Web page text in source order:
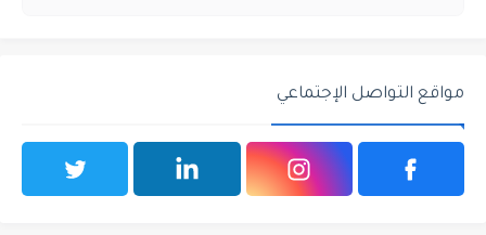
مواقع التواصل الإجتماعي